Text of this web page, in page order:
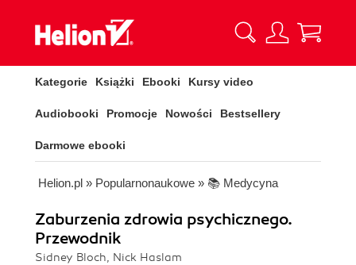
Kategorie Książki Ebooki Kursy video
Audiobooki Promocje Nowości Bestsellery
Darmowe ebooki
Helion.pl » Popularnonaukowe » 📚 Medycyna
Zaburzenia zdrowia psychicznego.
Przewodnik
Sidney Bloch, Nick Haslam